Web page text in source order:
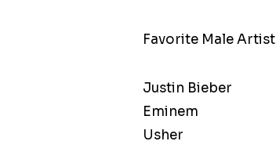
Favorite Male Artist
Justin Bieber
Eminem
Usher